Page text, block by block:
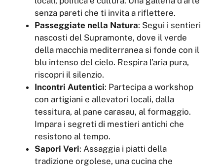
senza pareti che ti invita a riflettere.
Passeggiate nella Natura: Segui i sentieri
nascosti del Supramonte, dove il verde
della macchia mediterranea si fonde con il
blu intenso del cielo. Respira l’aria pura,
riscopri il silenzio.
Incontri Autentici: Partecipa a workshop
con artigiani e allevatori locali, dalla
tessitura, al pane carasau, al formaggio.
Impara i segreti di mestieri antichi che
resistono al tempo.
Sapori Veri: Assaggia i piatti della
tradizione orgolese, una cucina che